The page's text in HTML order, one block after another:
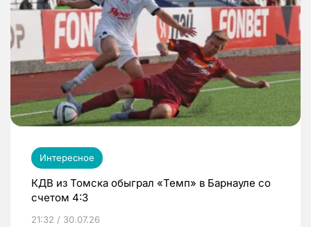
Интересное
КДВ из Томска обыграл «Темп» в Барнауле со
счетом 4:3
21:32 / 30.07.26